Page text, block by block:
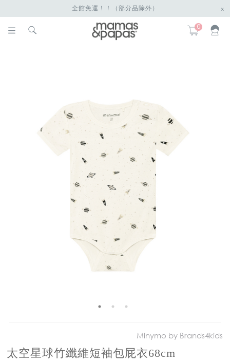
全館免運！！（部分品除外） x
0
Minymo by Brands4kids
太空星球竹纖維短袖包屁衣68cm